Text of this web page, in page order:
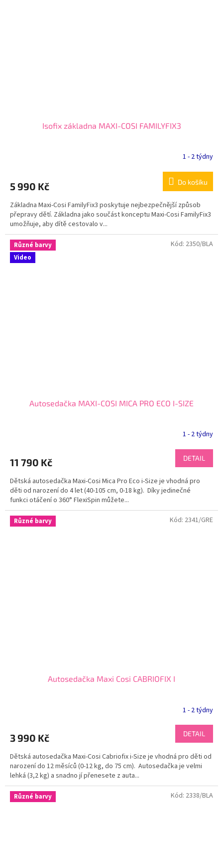
Isofix základna MAXI-COSI FAMILYFIX3
1 - 2 týdny
5 990 Kč Do košíku
Základna Maxi-Cosi FamilyFix3 poskytuje nejbezpečnější způsob
přepravy dětí. Základna jako součást konceptu Maxi-Cosi FamilyFix3
umožňuje, aby dítě cestovalo v...
Různé barvy
Video
Autosedačka MAXI-COSI MICA PRO ECO I-SIZE
1 - 2 týdny
11 790 Kč DETAIL
Dětská autosedačka Maxi-Cosi Mica Pro Eco i-Size je vhodná pro
děti od narození do 4 let (40-105 cm, 0-18 kg). Díky jedinečné
funkci otáčení o 360° FlexiSpin můžete...
Kód: 2350/BLA
Různé barvy
Autosedačka Maxi Cosi CABRIOFIX I
1 - 2 týdny
3 990 Kč DETAIL
Dětská autosedačka Maxi-Cosi Cabriofix i-Size je vhodná pro děti od
narození do 12 měsíců (0-12 kg, do 75 cm). Autosedačka je velmi
lehká (3,2 kg) a snadno jí přenesete z auta...
Kód: 2341/GRE
Různé barvy Kód: 2338/BLA